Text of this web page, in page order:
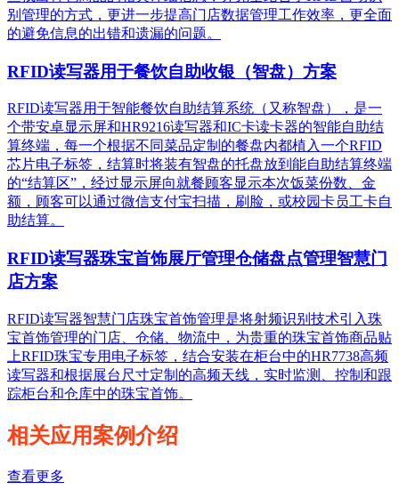
别管理的方式，更进一步提高门店数据管理工作效率，更全面
的避免信息的出错和遗漏的问题。
RFID读写器用于餐饮自助收银（智盘）方案
RFID读写器用于智能餐饮自助结算系统（又称智盘），是一
个带安卓显示屏和HR9216读写器和IC卡读卡器的智能自助结
算终端，每一个根据不同菜品定制的餐盘内都植入一个RFID
芯片电子标签，结算时将装有智盘的托盘放到能自助结算终端
的“结算区”，经过显示屏向就餐顾客显示本次饭菜份数、金
额，顾客可以通过微信支付宝扫描，刷脸，或校园卡员工卡自
助结算。
RFID读写器珠宝首饰展厅管理仓储盘点管理智慧门
店方案
RFID读写器智慧门店珠宝首饰管理是将射频识别技术引入珠
宝首饰管理的门店、仓储、物流中，为贵重的珠宝首饰商品贴
上RFID珠宝专用电子标签，结合安装在柜台中的HR7738高频
读写器和根据展台尺寸定制的高频天线，实时监测、控制和跟
踪柜台和仓库中的珠宝首饰。
相关应用案例介绍
查看更多